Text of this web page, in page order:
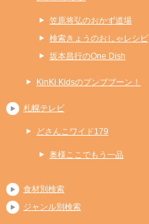
笠原将弘のおかず道場
検索きょうのおしゃレシピ
坂本昌行のOne Dish
KinKi Kidsのブンブブーン！
札幌テレビ
どさんこワイド179
奥様ここでもう一品
食材別検索
ジャンル別検索